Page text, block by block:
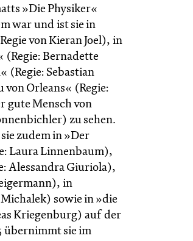
»Die Physiker«
war und ist sie in
von Kieran Joel), in
Bernadette
(Regie: Sebastian
Orleans« (Regie:
gute Mensch von
zu sehen.
zudem in »Der
Laura Linnenbaum),
Alessandra Giuriola),
in
sowie in »die
Kriegenburg) auf der
übernimmt sie im